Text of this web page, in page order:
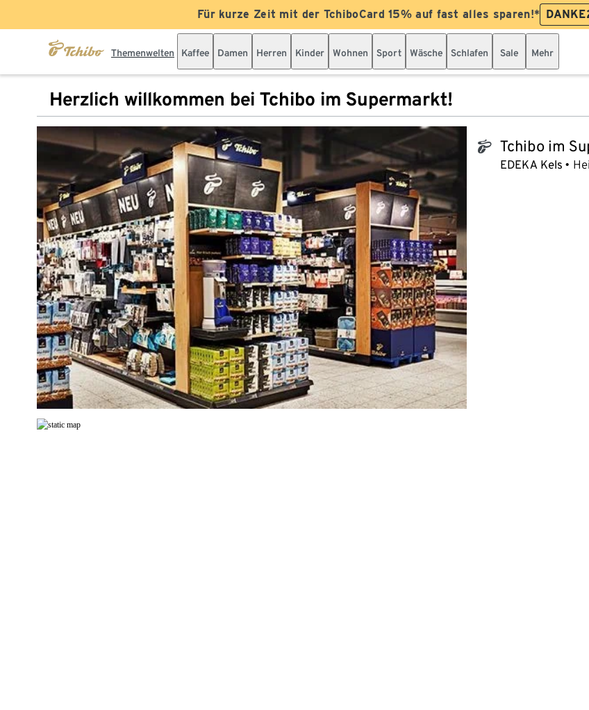
Für kurze Zeit mit der TchiboCard 15% auf fast alles sparen!*
Themenwelten Kaffee Damen Herren Kinder Wohnen Sport Wäsche Schlafen Sale Mehr
Herzlich willkommen bei Tchibo im Supermarkt!
tchibo_logo Tchibo im
EDEKA Kels